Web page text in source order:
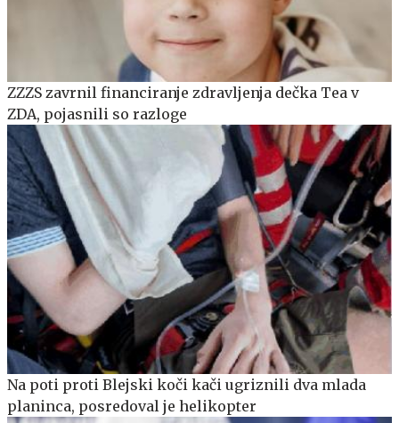
ZZZS zavrnil financiranje zdravljenja dečka Tea v
ZDA, pojasnili so razloge
Na poti proti Blejski koči kači ugriznili dva mlada
planinca, posredoval je helikopter